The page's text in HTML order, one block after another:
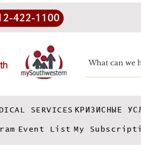
422-1100
SERVICES КРИЗИСНЫЕ
Event List My